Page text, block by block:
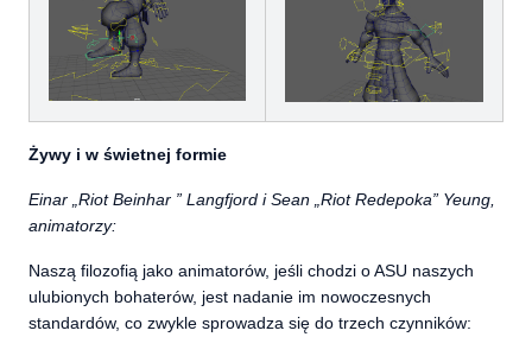
Żywy i w świetnej formie
Einar „Riot Beinhar ” Langfjord i Sean „Riot Redepoka” Yeung,
animatorzy:
Naszą filozofią jako animatorów, jeśli chodzi o ASU naszych
ulubionych bohaterów, jest nadanie im nowoczesnych
standardów, co zwykle sprowadza się do trzech czynników: